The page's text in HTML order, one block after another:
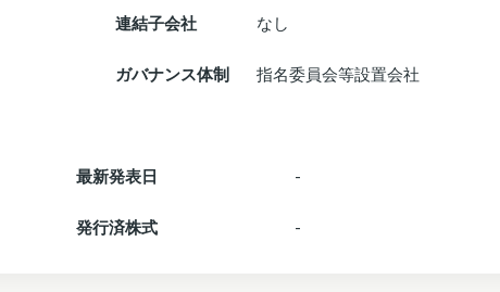
連結子会社 なし
ガバナンス体制 指名委員会等設置会社
最新発表日 -
発行済株式 -